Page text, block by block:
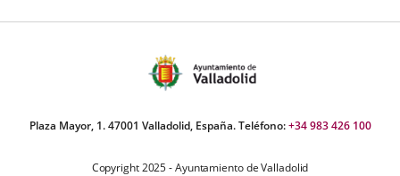
aplicación
Plaza Mayor, 1. 47001 Valladolid, España. Teléfono:+34 983 426 100
Copyright 2025 - Ayuntamiento de Valladolid